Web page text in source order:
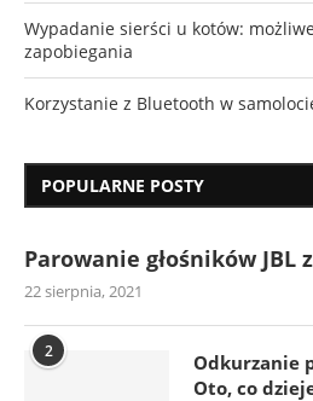
Wypadanie sierści u kotów:
zapobiegania
Korzystanie z Bluetooth w
POPULARNE POSTY
Parowanie głośników JBL
22 sierpnia, 2021
2
Odkurzanie
Oto, co